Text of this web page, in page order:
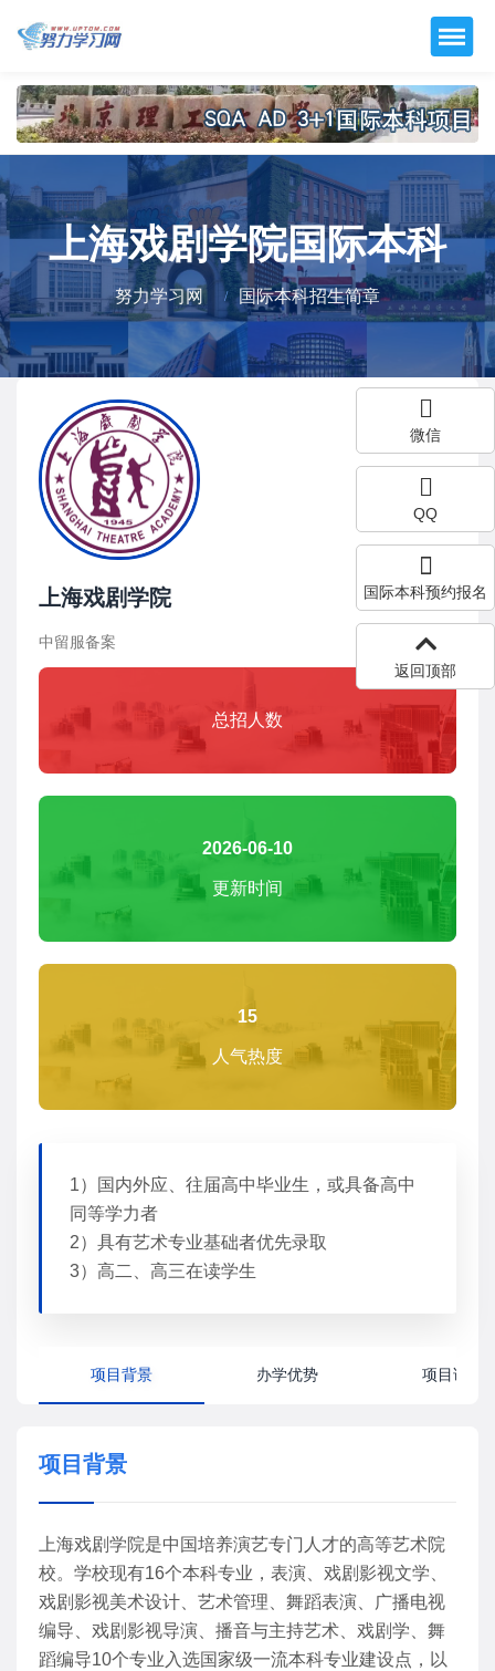
上海戏剧学院国际本科
努力学习网 国际本科招生简章
上海戏剧学院
中留服备案
总招人数
2026-06-10
更新时间
15
人气热度
1）国内外应、往届高中毕业生，或具备高中
同等学力者
2）具有艺术专业基础者优先录取
3）高二、高三在读学生
项目背景 办学优势 项目详情
项目背景
上海戏剧学院是中国培养演艺专门人才的高等艺术院
校。学校现有16个本科专业，表演、戏剧影视文学、
戏剧影视美术设计、艺术管理、舞蹈表演、广播电视
编导、戏剧影视导演、播音与主持艺术、戏剧学、舞
蹈编导10个专业入选国家级一流本科专业建设点，以
微信
QQ
国际本科预约报名
返回顶部